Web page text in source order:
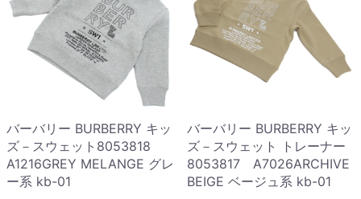
バーバリー BURBERRY キッ
ズ－スウェット8053818
A1216GREY MELANGE グレ
ー系 kb-01
バーバリー BURBERRY キッ
ズ－スウェット トレーナー
8053817 A7026ARCHIVE
BEIGE ベージュ系 kb-01